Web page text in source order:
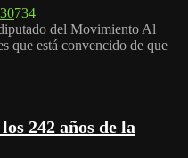
0734
del Movimiento Al
que está convencido de que
242 años de la